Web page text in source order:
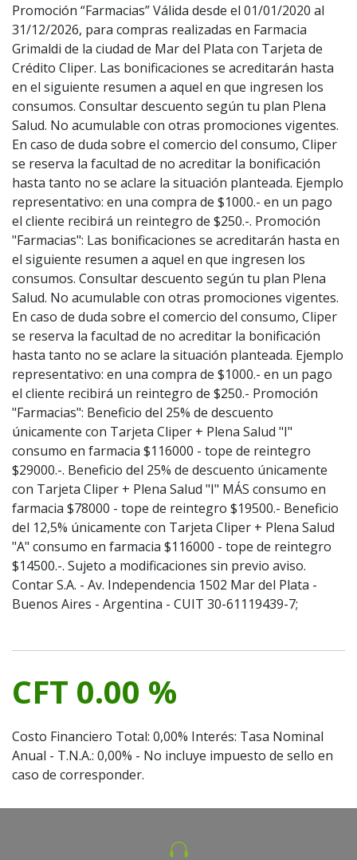
Promoción “Farmacias” Válida desde el 01/01/2020 al
31/12/2026, para compras realizadas en Farmacia
Grimaldi de la ciudad de Mar del Plata con Tarjeta de
Crédito Cliper. Las bonificaciones se acreditarán hasta
en el siguiente resumen a aquel en que ingresen los
consumos. Consultar descuento según tu plan Plena
Salud. No acumulable con otras promociones vigentes.
En caso de duda sobre el comercio del consumo, Cliper
se reserva la facultad de no acreditar la bonificación
hasta tanto no se aclare la situación planteada. Ejemplo
representativo: en una compra de $1000.- en un pago
el cliente recibirá un reintegro de $250.-. Promoción
"Farmacias": Las bonificaciones se acreditarán hasta en
el siguiente resumen a aquel en que ingresen los
consumos. Consultar descuento según tu plan Plena
Salud. No acumulable con otras promociones vigentes.
En caso de duda sobre el comercio del consumo, Cliper
se reserva la facultad de no acreditar la bonificación
hasta tanto no se aclare la situación planteada. Ejemplo
representativo: en una compra de $1000.- en un pago
el cliente recibirá un reintegro de $250.- Promoción
"Farmacias": Beneficio del 25% de descuento
únicamente con Tarjeta Cliper + Plena Salud "I"
consumo en farmacia $116000 - tope de reintegro
$29000.-. Beneficio del 25% de descuento únicamente
con Tarjeta Cliper + Plena Salud "I" MÁS consumo en
farmacia $78000 - tope de reintegro $19500.- Beneficio
del 12,5% únicamente con Tarjeta Cliper + Plena Salud
"A" consumo en farmacia $116000 - tope de reintegro
$14500.-. Sujeto a modificaciones sin previo aviso.
Contar S.A. - Av. Independencia 1502 Mar del Plata -
Buenos Aires - Argentina - CUIT 30-61119439-7;
CFT 0.00 %
Costo Financiero Total: 0,00% Interés: Tasa Nominal
Anual - T.N.A.: 0,00% - No incluye impuesto de sello en
caso de corresponder.